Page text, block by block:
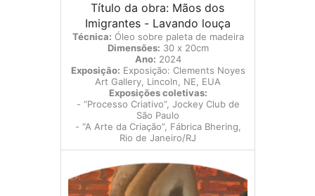
Título da obra: Mãos dos
Imigrantes - Lavando louça
Técnica: Óleo sobre paleta de madeira
Dimensões: 30 x 20cm
Ano: 2024
Exposição: Exposição: Clements Noyes
Art Gallery, Lincoln, NE, EUA
Exposições coletivas:
- “Processo Criativo”, Jockey Club de
São Paulo
- “A Arte da Criação”, Fábrica Bhering,
Rio de Janeiro/RJ